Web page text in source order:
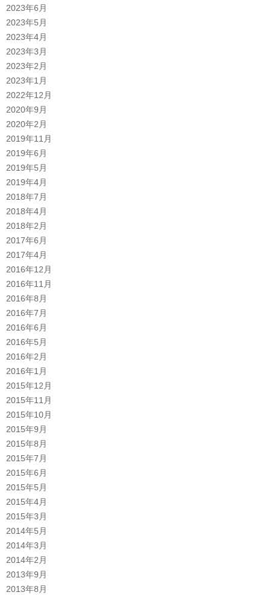
2023年6月
2023年5月
2023年4月
2023年3月
2023年2月
2023年1月
2022年12月
2020年9月
2020年2月
2019年11月
2019年6月
2019年5月
2019年4月
2018年7月
2018年4月
2018年2月
2017年6月
2017年4月
2016年12月
2016年11月
2016年8月
2016年7月
2016年6月
2016年5月
2016年2月
2016年1月
2015年12月
2015年11月
2015年10月
2015年9月
2015年8月
2015年7月
2015年6月
2015年5月
2015年4月
2015年3月
2014年5月
2014年3月
2014年2月
2013年9月
2013年8月